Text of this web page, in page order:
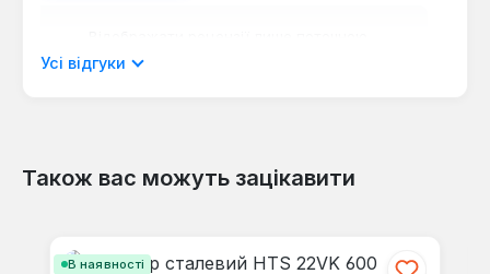
мовою.
Відгуків не знайдено. Поділіться
Усі відгуки
Також вас можуть зацікавити
В наявності